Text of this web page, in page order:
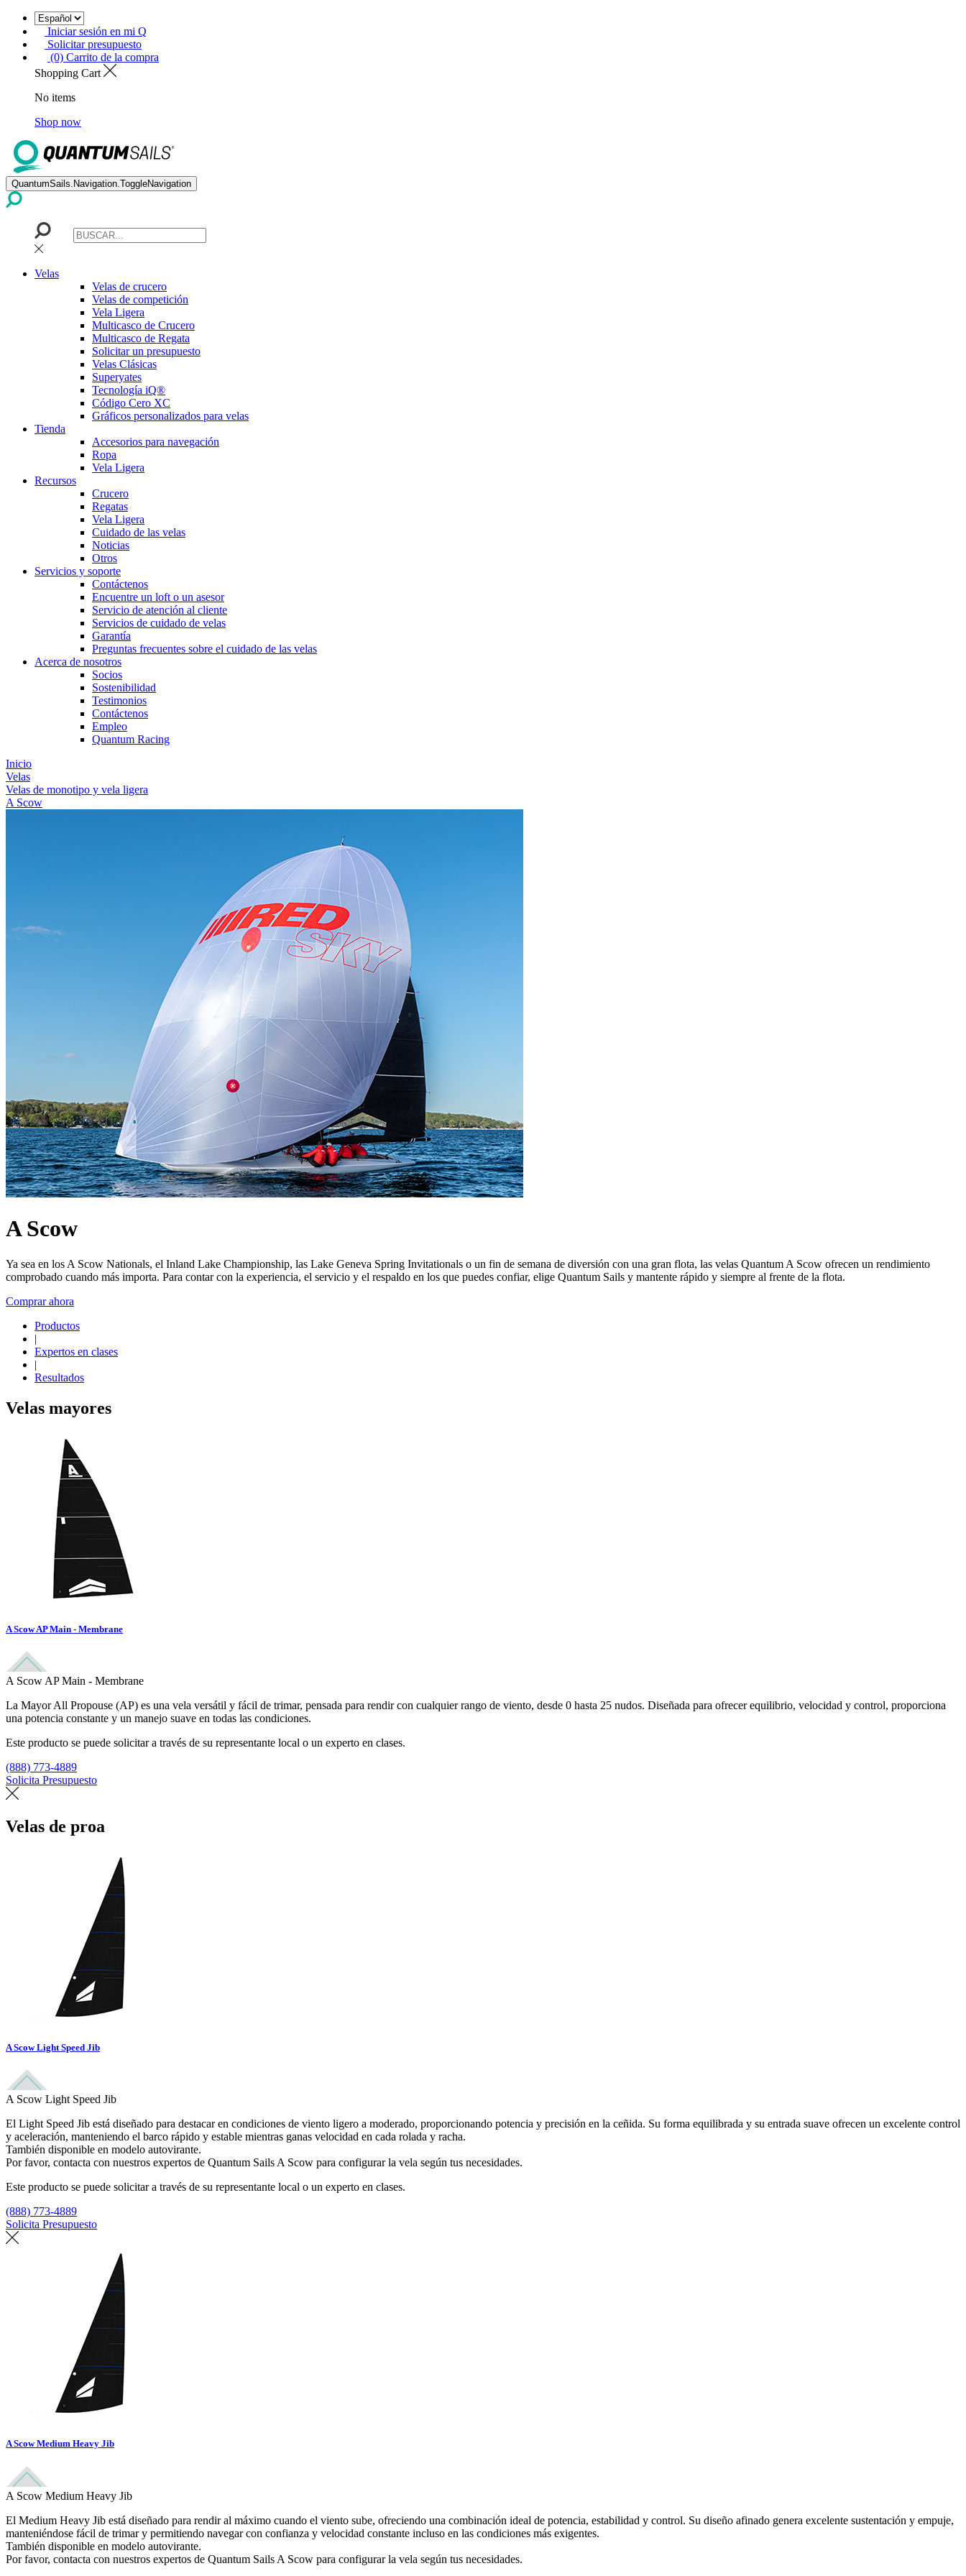
Iniciar sesión en mi Q
Solicitar presupuesto
(0) Carrito de la compra
Shopping Cart
No items
Shop now
QuantumSails.Navigation.ToggleNavigation
Velas
Velas de crucero
Velas de competición
Vela Ligera
Multicasco de Crucero
Multicasco de Regata
Solicitar un presupuesto
Velas Clásicas
Superyates
Tecnología iQ®
Código Cero XC
Gráficos personalizados para velas
Tienda
Accesorios para navegación
Ropa
Vela Ligera
Recursos
Crucero
Regatas
Vela Ligera
Cuidado de las velas
Noticias
Otros
Servicios y soporte
Contáctenos
Encuentre un loft o un asesor
Servicio de atención al cliente
Servicios de cuidado de velas
Garantía
Preguntas frecuentes sobre el cuidado de las velas
Acerca de nosotros
Socios
Sostenibilidad
Testimonios
Contáctenos
Empleo
Quantum Racing
Inicio
Velas
Velas de monotipo y vela ligera
A Scow
A Scow
Ya sea en los A Scow Nationals, el Inland Lake Championship, las Lake Geneva Spring Invitationals o un fin de semana de diversión con una gran flota, las velas Quantum A Scow ofrecen un rendimiento
comprobado cuando más importa. Para contar con la experiencia, el servicio y el respaldo en los que puedes confiar, elige Quantum Sails y mantente rápido y siempre al frente de la flota.
Comprar ahora
Productos
|
Expertos en clases
|
Resultados
Velas mayores
A Scow AP Main - Membrane
A Scow AP Main - Membrane
La Mayor All Propouse (AP) es una vela versátil y fácil de trimar, pensada para rendir con cualquier rango de viento, desde 0 hasta 25 nudos. Diseñada para ofrecer equilibrio, velocidad y control, proporciona
una potencia constante y un manejo suave en todas las condiciones.
Este producto se puede solicitar a través de su representante local o un experto en clases.
(888) 773-4889
Solicita Presupuesto
Velas de proa
A Scow Light Speed Jib
A Scow Light Speed Jib
El Light Speed Jib está diseñado para destacar en condiciones de viento ligero a moderado, proporcionando potencia y precisión en la ceñida. Su forma equilibrada y su entrada suave ofrecen un excelente control
y aceleración, manteniendo el barco rápido y estable mientras ganas velocidad en cada rolada y racha.
También disponible en modelo autovirante.
Por favor, contacta con nuestros expertos de Quantum Sails A Scow para configurar la vela según tus necesidades.
Este producto se puede solicitar a través de su representante local o un experto en clases.
(888) 773-4889
Solicita Presupuesto
A Scow Medium Heavy Jib
A Scow Medium Heavy Jib
El Medium Heavy Jib está diseñado para rendir al máximo cuando el viento sube, ofreciendo una combinación ideal de potencia, estabilidad y control. Su diseño afinado genera excelente sustentación y empuje,
manteniéndose fácil de trimar y permitiendo navegar con confianza y velocidad constante incluso en las condiciones más exigentes.
También disponible en modelo autovirante.
Por favor, contacta con nuestros expertos de Quantum Sails A Scow para configurar la vela según tus necesidades.